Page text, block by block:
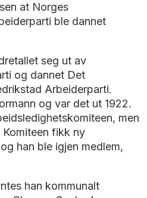
at Norges
ble dannet
seg ut av
og dannet Det
Arbeiderparti.
og var det ut 1922.
men
Komiteen fikk ny
han ble igjen medlem,
han kommunalt